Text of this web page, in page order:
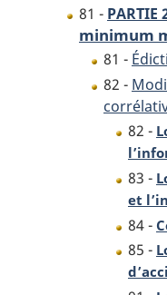
81 - PARTIE
minimum
81 -
82 -
82 -
83 -
et
84 -
85 -